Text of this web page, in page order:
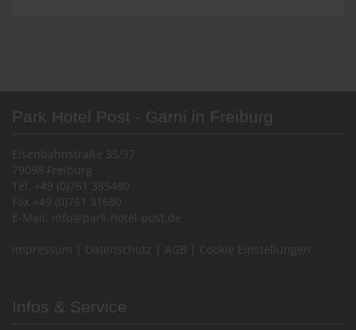
Park Hotel Post - Garni in Freiburg
Eisenbahnstraße 35/37
79098 Freiburg
Tel. +49 (0)761 385480
Fax +49 (0)761 31680
E-Mail:
info@park-hotel-post.de
Impressum Datenschutz AGB Cookie Einstellungen
Infos & Service